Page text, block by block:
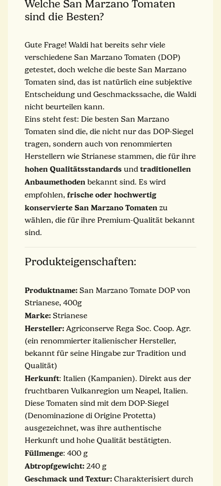
Welche San Marzano Tomaten
sind die Besten?
Gute Frage! Waldi hat bereits sehr viele
verschiedene San Marzano Tomaten (DOP)
getestet, doch welche die beste San Marzano
Tomaten sind, das ist natürlich eine subjektive
Entscheidung und Geschmackssache, die Waldi
nicht beurteilen kann.
Eins steht fest: Die besten San Marzano
Tomaten sind die, die nicht nur das DOP-Siegel
tragen, sondern auch von renommierten
Herstellern wie Strianese stammen, die für ihre
hohen Qualitätsstandards und traditionellen
Anbaumethoden bekannt sind. Es wird
empfohlen, frische oder hochwertig
konservierte San Marzano Tomaten zu
wählen, die für ihre Premium-Qualität bekannt
sind.
Produkteigenschaften:
Produktname: San Marzano Tomate DOP von
Strianese, 400g
Marke: Strianese
Hersteller: Agriconserve Rega Soc. Coop. Agr.
(ein renommierter italienischer Hersteller,
bekannt für seine Hingabe zur Tradition und
Qualität)
Herkunft: Italien (Kampanien). Direkt aus der
fruchtbaren Vulkanregion um Neapel, Italien.
Diese Tomaten sind mit dem DOP-Siegel
(Denominazione di Origine Protetta)
ausgezeichnet, was ihre authentische
Herkunft und hohe Qualität bestätigten.
Füllmenge: 400 g
Abtropfgewicht: 240 g
Geschmack und Textur: Charakterisiert durch